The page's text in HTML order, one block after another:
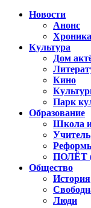
Новости
Анонс
Хроника
Культура
Дом
Кино
Парк
Образование
Школа и
Учитель
ПОЛЁТ
Общество
История
Люди